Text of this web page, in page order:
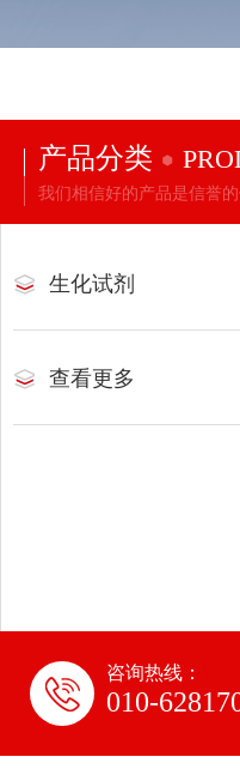
产品分类
我们相信好的产品是信誉的
生化试剂
查看更多
咨询热线：
010-